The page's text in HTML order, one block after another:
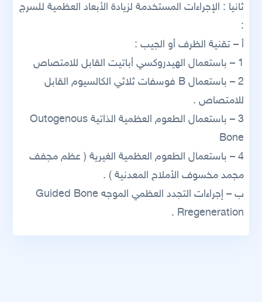
ثانيا : الإجراءات المستخدمة لزيادة الأبعاد العظمية للسرج
:
أ – تقنية الظرف أو الجيب :
1 – باستعمال الهيدروكسي أباتيت القابل للامتصاص
2 – باستعمال B فوسفات ثلاثي الكالسيوم القابل
للامتصاص .
3 – باستعمال الطعوم العظمية الذاتية Outogenous
Bone
4 – باستعمال الطعوم العظمية الغيرية ( عظم مجفف
مجمد مخسوف الأملاح المعدنية ) .
ب – إجراءات التجدد العظمي الموجه Guided Bone
Rregeneration .